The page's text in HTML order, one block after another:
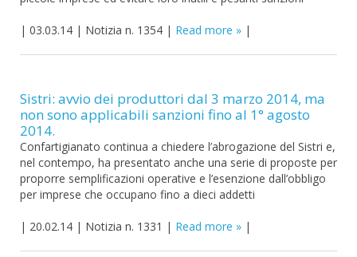
| 03.03.14 | Notizia n. 1354 | Read more |
Sistri: avvio dei produttori dal 3 marzo 2014, ma
non sono applicabili sanzioni fino al 1° agosto
2014.
Confartigianato continua a chiedere l’abrogazione del Sistri e,
nel contempo, ha presentato anche una serie di proposte per
proporre semplificazioni operative e l’esenzione dall’obbligo
per imprese che occupano fino a dieci addetti
| 20.02.14 | Notizia n. 1331 | Read more |